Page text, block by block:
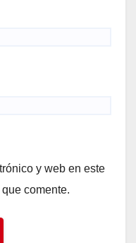
y web en este
comente.